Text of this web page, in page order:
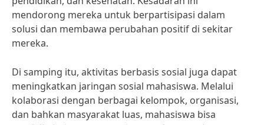
mendorong mereka untuk berpartisipasi dalam
solusi dan membawa perubahan positif di sekitar
mereka.
Di samping itu, aktivitas berbasis sosial juga dapat
meningkatkan jaringan sosial mahasiswa. Melalui
kolaborasi dengan berbagai kelompok, organisasi,
dan bahkan masyarakat luas, mahasiswa bisa